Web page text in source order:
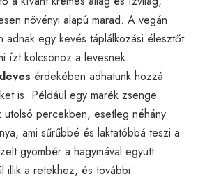
növényi alapú marad. A vegán
adnak egy kevés táplálkozási élesztőt
ízt kölcsönöz a levesnek.
érdekében adhatunk hozzá
is. Például egy marék zsenge
utolsó percekben, esetleg néhány
ami sűrűbbé és laktatóbbá teszi a
gyömbér a hagymával együtt
illik a retekhez, és további